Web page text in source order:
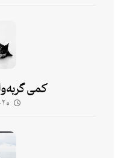
کمی